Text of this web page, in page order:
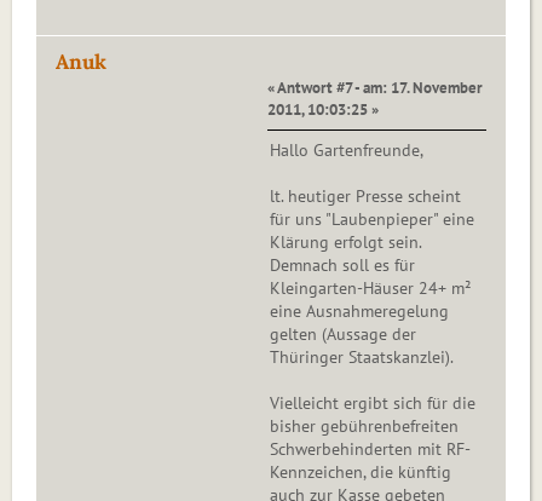
Anuk
« Antwort #7 - am: 17. November
2011, 10:03:25 »
Hallo Gartenfreunde,
lt. heutiger Presse scheint
für uns "Laubenpieper" eine
Klärung erfolgt sein.
Demnach soll es für
Kleingarten-Häuser 24+ m²
eine Ausnahmeregelung
gelten (Aussage der
Thüringer Staatskanzlei).
Vielleicht ergibt sich für die
bisher gebührenbefreiten
Schwerbehinderten mit RF-
Kennzeichen, die künftig
auch zur Kasse gebeten